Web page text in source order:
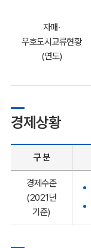
자매·
우호도시교류현황
(연도)
경제상황
구 분
경제수준
(2021년
기준)